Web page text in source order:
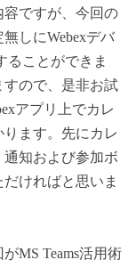
ですが、今回の
しにWebexデバ
ることができま
ので、是非お試
アプリ上でカレ
ます。先にカレ
知および参加ボ
ければと思いま
MS Teams活用術